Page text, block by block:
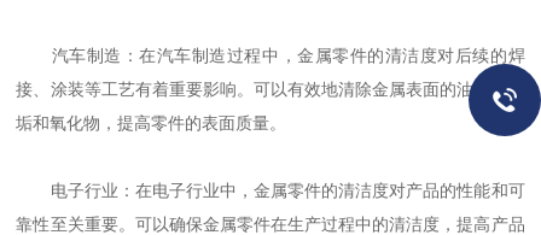
汽车制造：在汽车制造过程中，金属零件的清洁度对后续的焊
接、涂装等工艺有着重要影响。可以有效地清除金属表面的油脂、污
垢和氧化物，提高零件的表面质量。
电子行业：在电子行业中，金属零件的清洁度对产品的性能和可
靠性至关重要。可以确保金属零件在生产过程中的清洁度，提高产品